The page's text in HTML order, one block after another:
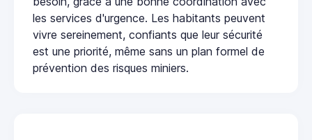
les services d'urgence. Les habitants peuvent
vivre sereinement, confiants que leur sécurité
est une priorité, même sans un plan formel de
prévention des risques miniers.